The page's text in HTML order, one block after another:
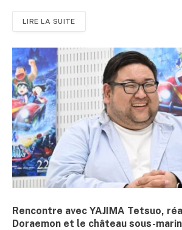
LIRE LA SUITE
Rencontre avec YAJIMA Tetsuo,
Doraemon et le château sous-marin